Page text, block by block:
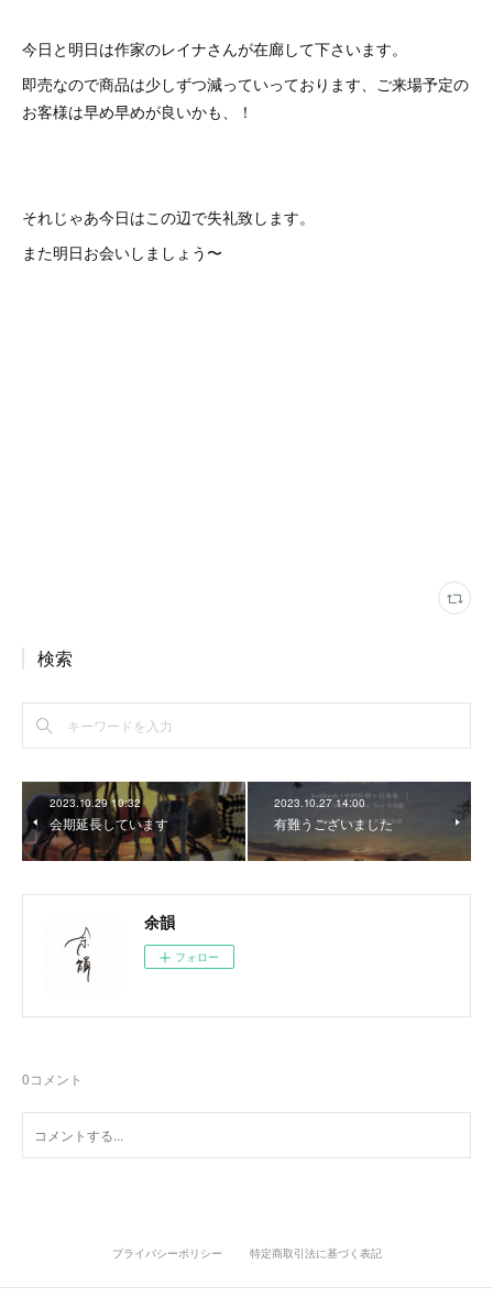
今日と明日は作家のレイナさんが在廊して下さいます。
即売なので商品は少しずつ減っていっております、ご来場予定の
お客様は早め早めが良いかも、！
それじゃあ今日はこの辺で失礼致します。
また明日お会いしましょう〜
検索
2023.10.29 10:32
会期延長しています
2023.10.27 14:00
有難うございました
余韻
フォロー
0コメント
プライバシーポリシー 特定商取引法に基づく表記